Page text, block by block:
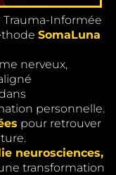
Trauma-Informée
SomaLuna
nerveux,
personnelle.
pour retrouver
neurosciences,
transformation